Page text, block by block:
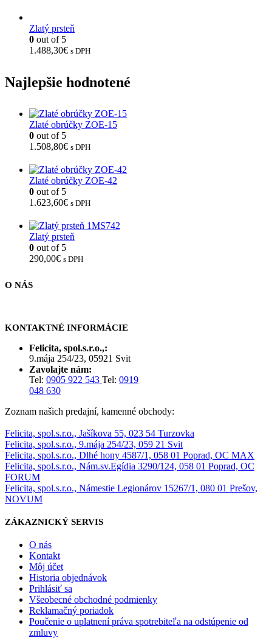
Zlatý prsteň
0 out of 5
1.488,30€ s DPH
Najlepšie hodnotené
Zlaté obrúčky ZOE-15
0 out of 5
1.508,80€ s DPH
Zlaté obrúčky ZOE-42
0 out of 5
1.623,60€ s DPH
Zlatý prsteň
0 out of 5
290,00€ s DPH
O NÁS
KONTAKTNÉ INFORMÁCIE
Felicita, spol.s.r.o.,:
9.mája 254/23, 05921 Svit
Zavolajte nám:
Tel: 0905 922 543 Tel: 0919
048 630
Zoznam našich predajní, kamenné obchody:
Felicita, spol.s.r.o., Jašíkova 55, 023 54 Turzovka
Felicita, spol.s.r.o., 9.mája 254/23, 059 21 Svit
Felicita, spol.s.r.o., Dlhé hony 4587/1, 058 01 Poprad, OC MAX
Felicita, spol.s.r.o., Nám.sv.Egídia 3290/124, 058 01 Poprad, OC
FORUM
Felicita, spol.s.r.o., Námestie Legionárov 15267/1, 080 01 Prešov,
NOVUM
ZÁKAZNICKÝ SERVIS
O nás
Kontakt
Môj účet
Historia objednávok
Prihlásiť sa
Všeobecné obchodné podmienky
Reklamačný poriadok
Poučenie o uplatnení práva spotrebiteľa na odstúpenie od
zmluvy